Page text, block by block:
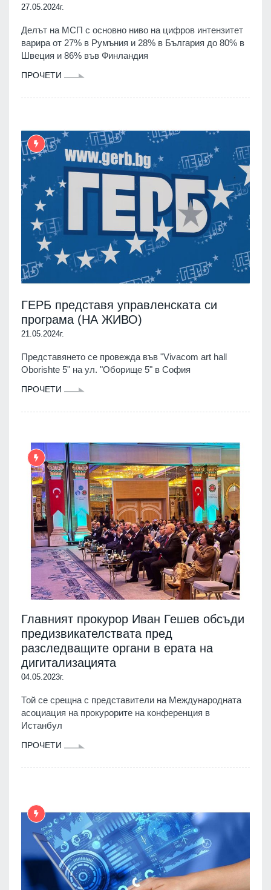
27.05.2024г.
Делът на МСП с основно ниво на цифров интензитет
варира от 27% в Румъния и 28% в България до 80% в
Швеция и 86% във Финландия
ПРОЧЕТИ
ГЕРБ представя управленската си
програма (НА ЖИВО)
21.05.2024г.
Представянето се провежда във "Vivacom art hall
Oborishte 5" на ул. "Оборище 5" в София
ПРОЧЕТИ
Главният прокурор Иван Гешев обсъди
предизвикателствата пред
разследващите органи в ерата на
дигитализацията
04.05.2023г.
Той се срещна с представители на Международната
асоциация на прокурорите на конференция в
Истанбул
ПРОЧЕТИ